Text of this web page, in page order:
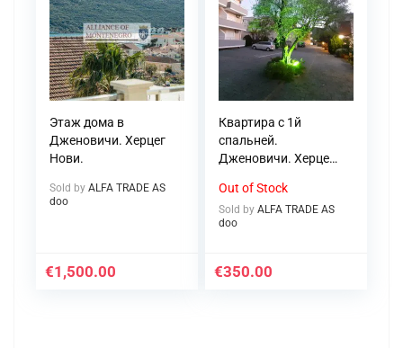
Этаж дома в
Дженовичи. Херцег
Нови.
Sold by ALFA TRADE AS
doo
€1,500.00
Квартира с 1й
спальней.
Дженовичи. Херцег
Out of Stock
Sold by ALFA TRADE AS
doo
€350.00